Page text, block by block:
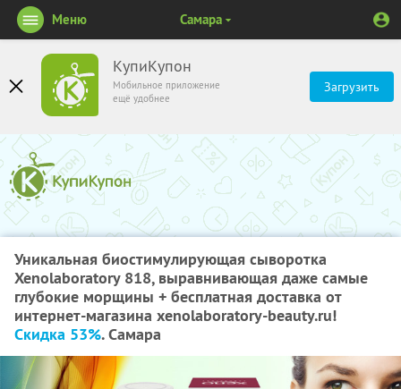
КупиКупон
Мобильное приложение
ещё удобнее
Загрузить
Меню Самара
Уникальная биостимулирующая сыворотка
Xenolaboratory 818, выравнивающая даже самые
глубокие морщины + бесплатная доставка от
интернет-магазина xenolaboratory-beauty.ru!
Скидка 53%. Самара